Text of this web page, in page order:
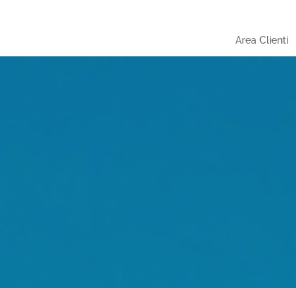
Area Clienti